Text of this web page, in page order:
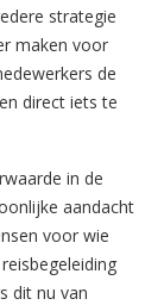
strategie
maken voor
de
direct iets te
in de
aandacht
voor wie
dit nu van